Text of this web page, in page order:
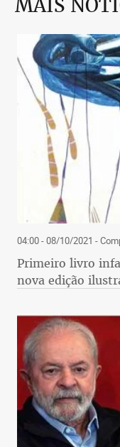
MAIS
04:00 - 08/10/2021 -
Primeiro livro
nova edição